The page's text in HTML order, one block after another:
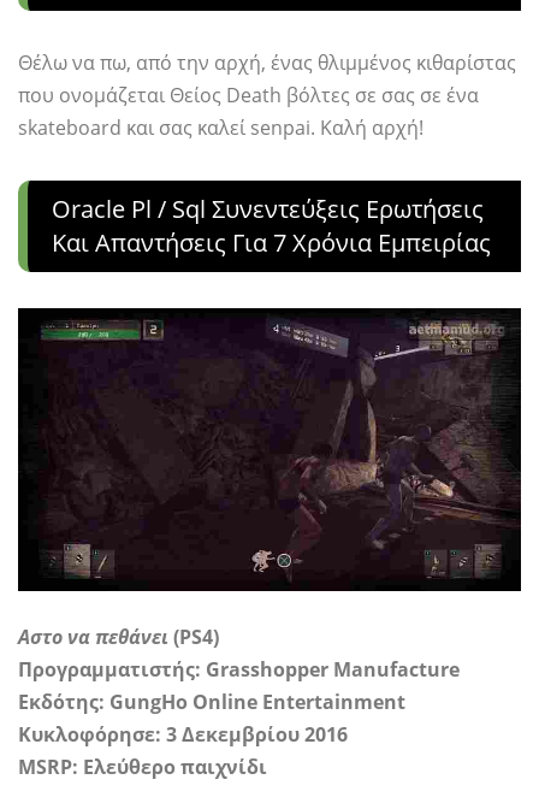
Θέλω να πω, από την αρχή, ένας θλιμμένος κιθαρίστας
που ονομάζεται Θείος Death βόλτες σε σας σε ένα
skateboard και σας καλεί senpai. Καλή αρχή!
Oracle Pl / Sql Συνεντεύξεις Ερωτήσεις
Και Απαντήσεις Για 7 Χρόνια Εμπειρίας
Αστο να πεθάνει (PS4)
Προγραμματιστής: Grasshopper Manufacture
Εκδότης: GungHo Online Entertainment
Κυκλοφόρησε: 3 Δεκεμβρίου 2016
MSRP: Ελεύθερο παιχνίδι